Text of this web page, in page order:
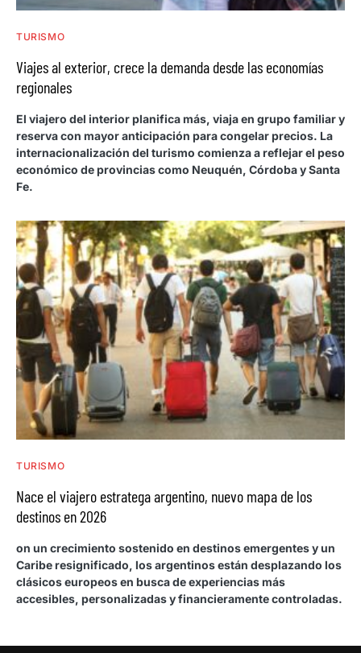
TURISMO
Viajes al exterior, crece la demanda desde las economías
regionales
El viajero del interior planifica más, viaja en grupo familiar y
reserva con mayor anticipación para congelar precios. La
internacionalización del turismo comienza a reflejar el peso
económico de provincias como Neuquén, Córdoba y Santa
Fe.
TURISMO
Nace el viajero estratega argentino, nuevo mapa de los
destinos en 2026
on un crecimiento sostenido en destinos emergentes y un
Caribe resignificado, los argentinos están desplazando los
clásicos europeos en busca de experiencias más
accesibles, personalizadas y financieramente controladas.